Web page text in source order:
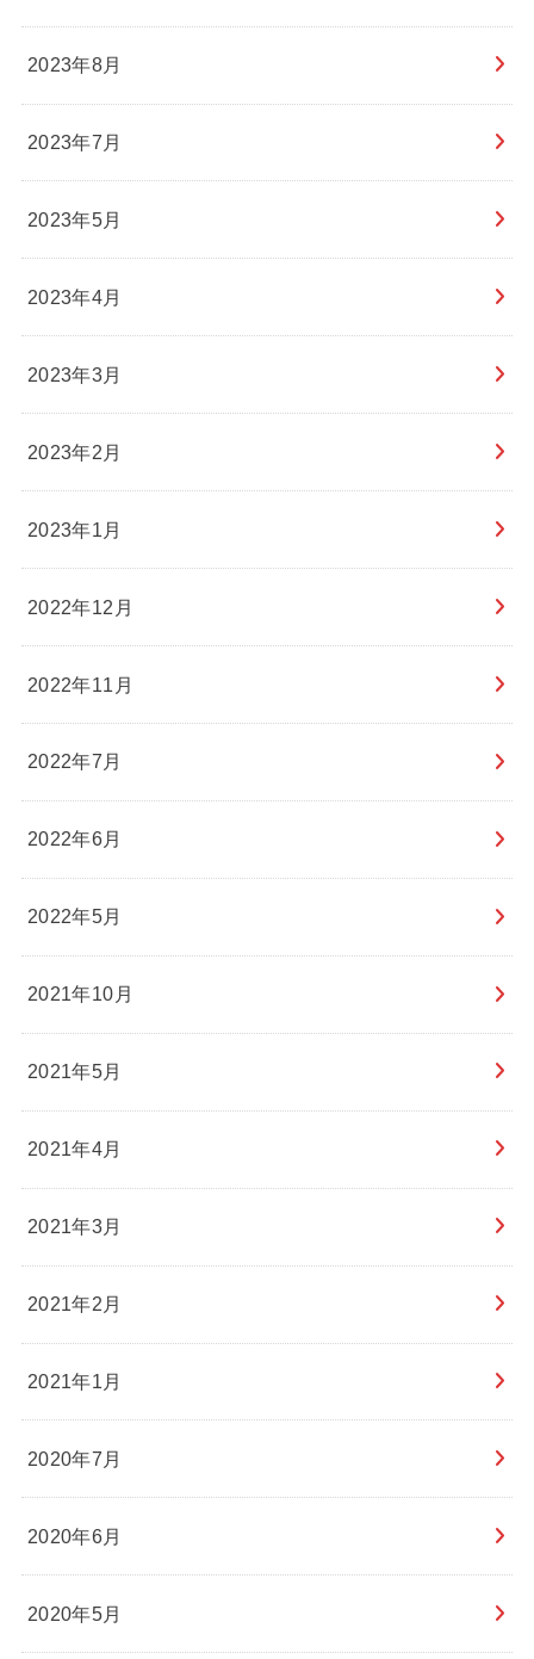
2023年8月
2023年7月
2023年5月
2023年4月
2023年3月
2023年2月
2023年1月
2022年12月
2022年11月
2022年7月
2022年6月
2022年5月
2021年10月
2021年5月
2021年4月
2021年3月
2021年2月
2021年1月
2020年7月
2020年6月
2020年5月